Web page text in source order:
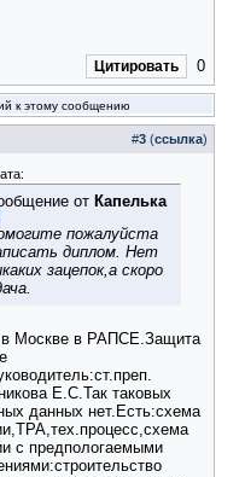
Цитировать 0
к этому сообщению
#3 (ссылка)
от Капелька
пожалуйста
диплом. Нет
зацепок,а скоро
в Москве в РАПСЕ.Защита
Е.С.Так таковых
данных нет.Есть:схема
с предпологаемыми